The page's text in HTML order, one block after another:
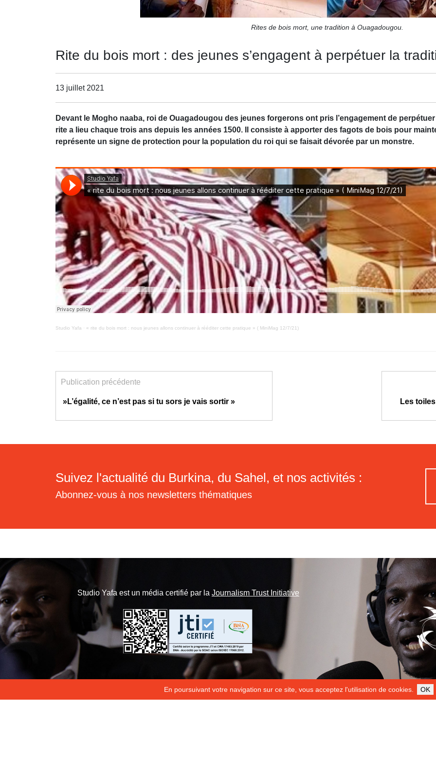
En poursuivant votre navigation sur ce site, vous acceptez l'utilisation de cookies. OK
Rites de bois mort, une tradition à Ouagadougou.
Rite du bois mort : des jeunes s’engagent à perpétuer la
13 juillet 2021
Devant le Mogho naaba, roi de Ouagadougou des jeunes forgerons ont pris l’engagement de
rite a lieu chaque trois ans depuis les années 1500. Il consiste à apporter des fagots de bois pour
représente un signe de protection pour la population du roi qui se faisait dévorée par un monstre.
Studio Yafa · « rite du bois mort : nous jeunes allons continuer à rééditer cette pratique » ( MiniMag 12/7/21)
Publication précédente
»L’égalité, ce n’est pas si tu sors je vais sortir » Les
Suivez l'actualité du Burkina, du Sahel, et nos activités :
Abonnez-vous à nos newsletters thématiques
Studio Yafa est un média certifié par la Journalism Trust Initiative
ILS NOUS SOUTIENNENT